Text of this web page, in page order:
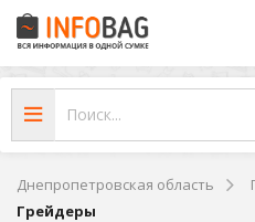
Днепропетровская область
Грейдеры